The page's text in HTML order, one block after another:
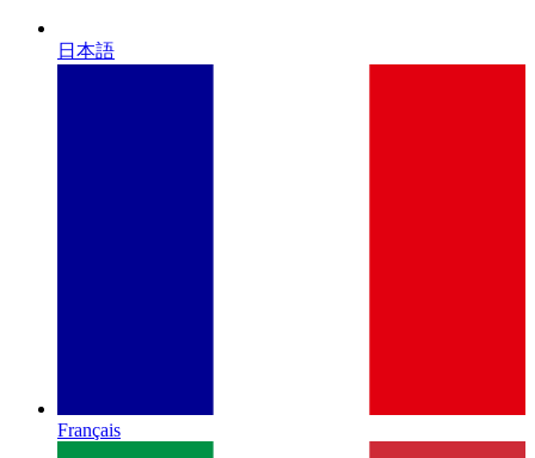
日本語
Français